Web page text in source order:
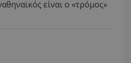
είναι ο «τρόμος»